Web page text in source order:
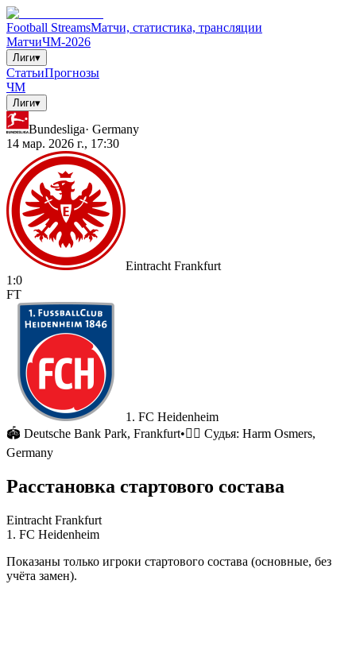
Football StreamsМатчи, статистика, трансляции
МатчиЧМ-2026
Лиги▾
СтатьиПрогнозы
ЧМ
Лиги▾
Bundesliga· Germany
14 мар. 2026 г., 17:30
Eintracht Frankfurt
1 :0
FT
1. FC Heidenheim
🏟 Deutsche Bank Park, Frankfurt•🧑‍⚖️ Судья: Harm Osmers,
Germany
Расстановка стартового состава
Eintracht Frankfurt
1. FC Heidenheim
Показаны только игроки стартового состава (основные, без
учёта замен).